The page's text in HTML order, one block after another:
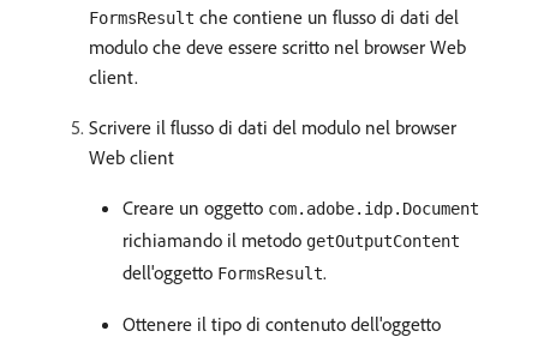
FormsResult che contiene un flusso di dati del
modulo che deve essere scritto nel browser Web
client.
Scrivere il flusso di dati del modulo nel browser
Web client
Creare un oggetto com.adobe.idp.Document
richiamando il metodo getOutputContent
dell'oggetto FormsResult.
Ottenere il tipo di contenuto dell'oggetto